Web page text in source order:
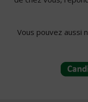
Vous pouvez aussi